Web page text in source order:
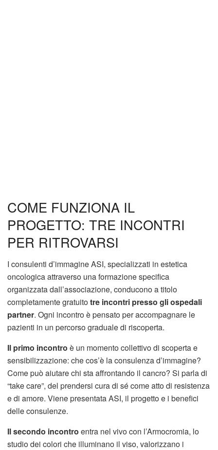
COME FUNZIONA IL
PROGETTO: TRE INCONTRI
PER RITROVARSI
I consulenti d’immagine ASI, specializzati in estetica
oncologica attraverso una formazione specifica
organizzata dall’associazione, conducono a titolo
completamente gratuitotre incontri presso gli ospedali
partner. Ogni incontro è pensato per accompagnare le
pazienti in un percorso graduale di riscoperta.
Il primo incontro è un momento collettivo di scoperta e
sensibilizzazione: che cos’è la consulenza d’immagine?
Come può aiutare chi sta affrontando il cancro? Si parla di
“take care”, del prendersi cura di sé come atto di resistenza
e di amore. Viene presentata ASI, il progetto e i benefici
delle consulenze.
Il secondo incontro entra nel vivo con l’Armocromia, lo
studio dei colori che illuminano il viso, valorizzano i